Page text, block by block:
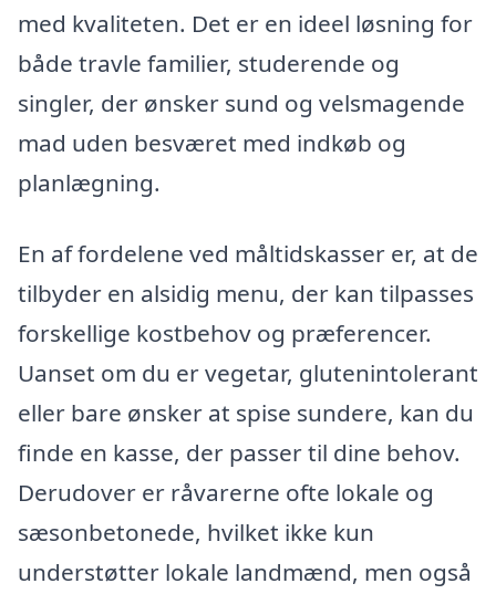
med kvaliteten. Det er en ideel løsning for
både travle familier, studerende og
singler, der ønsker sund og velsmagende
mad uden besværet med indkøb og
planlægning.
En af fordelene ved måltidskasser er, at de
tilbyder en alsidig menu, der kan tilpasses
forskellige kostbehov og præferencer.
Uanset om du er vegetar, glutenintolerant
eller bare ønsker at spise sundere, kan du
finde en kasse, der passer til dine behov.
Derudover er råvarerne ofte lokale og
sæsonbetonede, hvilket ikke kun
understøtter lokale landmænd, men også